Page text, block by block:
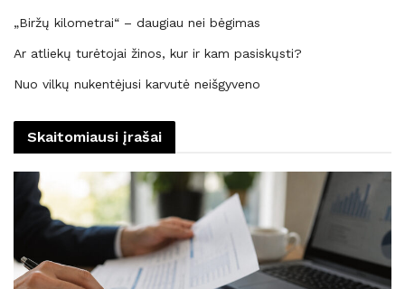
„Biržų kilometrai“ – daugiau nei bėgimas
Ar atliekų turėtojai žinos, kur ir kam pasiskųsti?
Nuo vilkų nukentėjusi karvutė neišgyveno
Skaitomiausi įrašai